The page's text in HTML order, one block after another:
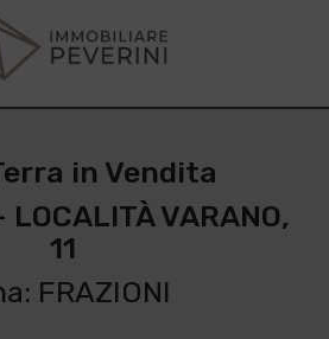
in Vendita
LOCALITÀ VARANO,
11
FRAZIONI